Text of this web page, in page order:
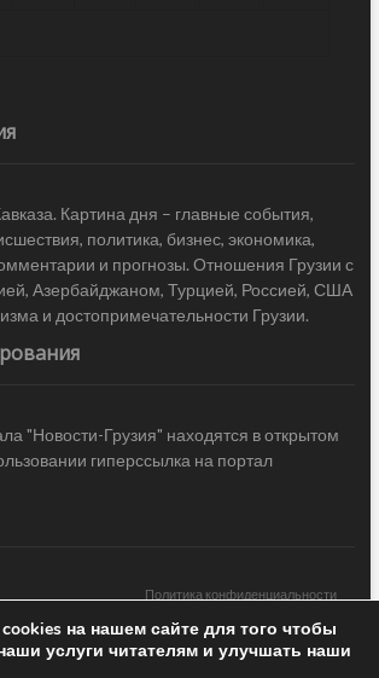
Картина дня – главные события,
политика, бизнес, экономика,
и прогнозы. Отношения Грузии с
Азербайджаном, Турцией, Россией, США
и достопримечательности Грузии.
"Новости-Грузия" находятся в открытом
гиперссылка на портал
Политика конфиденциальности
Black Sea Press LTD © 2020 All Rights Reserved /
—
на нашем сайте для того чтобы
услуги читателям и улучшать наши